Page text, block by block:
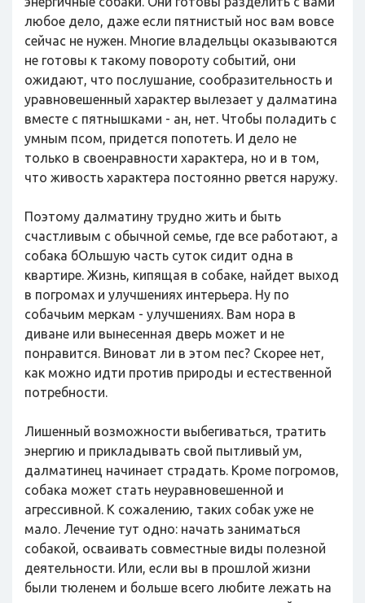
любое дело, даже если пятнистый нос вам вовсе
сейчас не нужен. Многие владельцы оказываются
не готовы к такому повороту событий, они
ожидают, что послушание, сообразительность и
уравновешенный характер вылезает у далматина
вместе с пятнышками - ан, нет. Чтобы поладить с
умным псом, придется попотеть. И дело не
только в своенравности характера, но и в том,
что живость характера постоянно рвется наружу.
Поэтому далматину трудно жить и быть
счастливым с обычной семье, где все работают, а
собака бОльшую часть суток сидит одна в
квартире. Жизнь, кипящая в собаке, найдет выход
в погромах и улучшениях интерьера. Ну по
собачьим меркам - улучшениях. Вам нора в
диване или вынесенная дверь может и не
понравится. Виноват ли в этом пес? Скорее нет,
как можно идти против природы и естественной
потребности.
Лишенный возможности выбегиваться, тратить
энергию и прикладывать свой пытливый ум,
далматинец начинает страдать. Кроме погромов,
собака может стать неуравновешенной и
агрессивной. К сожалению, таких собак уже не
мало. Лечение тут одно: начать заниматься
собакой, осваивать совместные виды полезной
деятельности. Или, если вы в прошлой жизни
были тюленем и больше всего любите лежать на